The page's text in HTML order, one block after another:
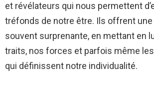
et révélateurs qui nous permettent
tréfonds de notre être. Ils offrent
souvent surprenante, en mettant en
traits, nos forces et parfois même
qui définissent notre individualité.